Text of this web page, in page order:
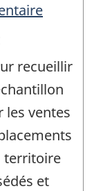
recueillir
les ventes
territoire
et